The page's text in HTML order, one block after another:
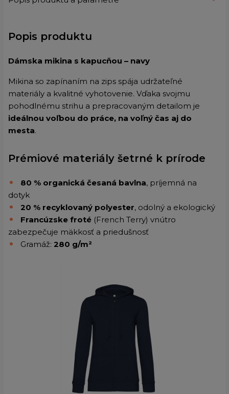
Popis produktu
Dámska mikina s kapucňou – navy
Mikina so zapínaním na zips spája udržateľné
materiály a kvalitné vyhotovenie. Vďaka svojmu
pohodlnému strihu a prepracovaným detailom je
ideálnou voľbou do práce, na voľný čas aj do
mesta.
Prémiové materiály šetrné k prírode
80 % organická česaná bavlna, príjemná na
dotyk
20 % recyklovaný polyester, odolný a ekologický
Francúzske froté (French Terry) vnútro
zabezpečuje mäkkosť a priedušnosť
Gramáž: 280 g/m²